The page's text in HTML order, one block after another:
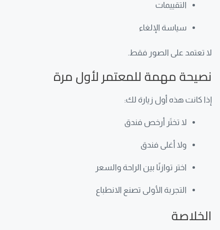
التقييمات
سياسة الإلغاء
لا تعتمد على الصور فقط.
نصيحة مهمة للمعتمر لأول مرة
إذا كانت هذه أول زيارة لك:
لا تختَر أرخص فندق
ولا أغلى فندق
اختر توازنًا بين الراحة والسعر
التجربة الأولى تصنع الانطباع
الخلاصة